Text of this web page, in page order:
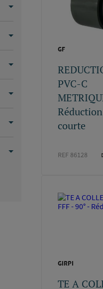
GF
PVC-C
Réduction
courte
REF 86128
GIRPI
TE A